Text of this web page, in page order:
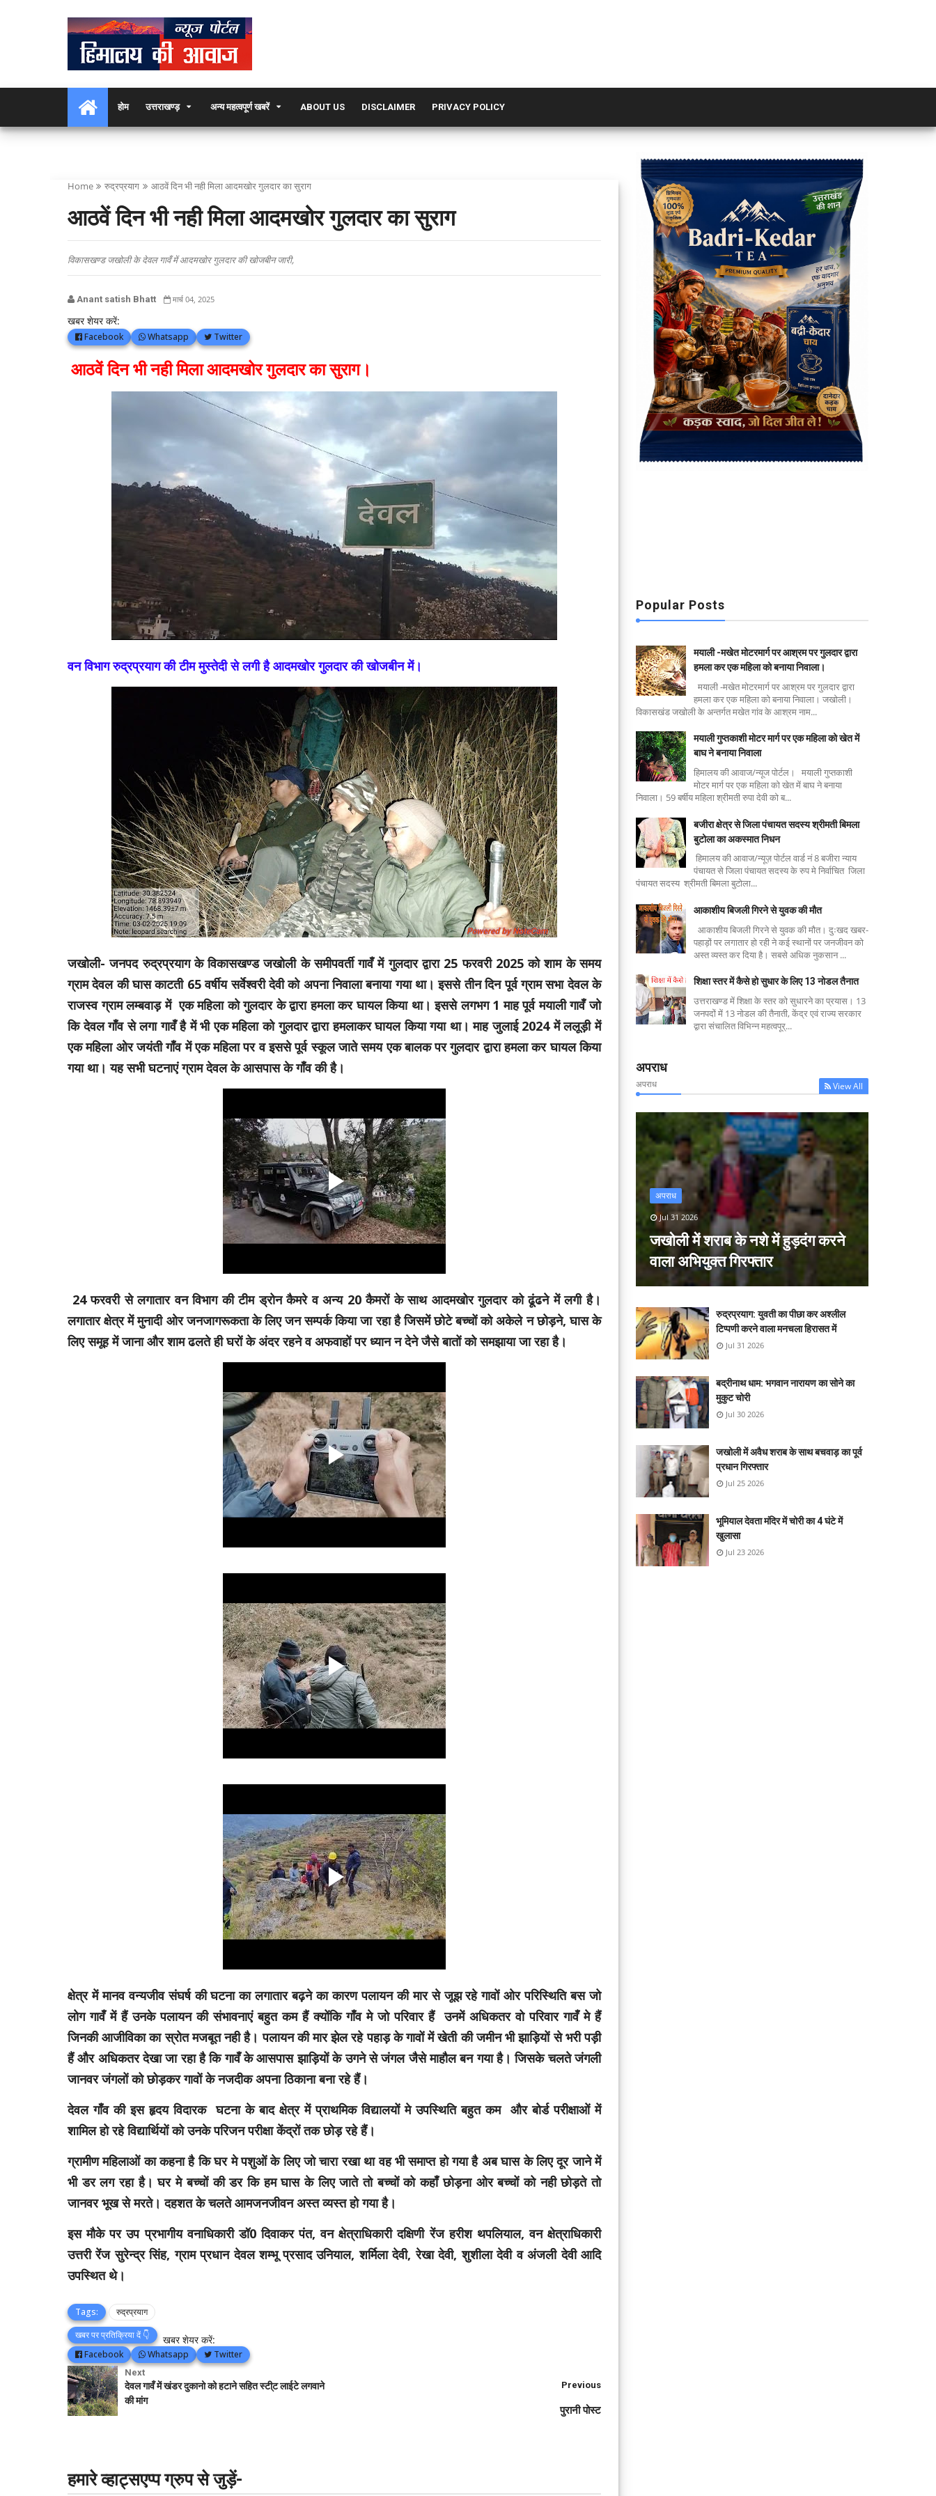
होम उत्तराखण्ड़ अन्य महत्वपूर्ण खबरें ABOUT US DISCLAIMER PRIVACY POLICY
Home रुद्रप्रयाग आठवें दिन भी नही मिला आदमखोर गुलदार का सुराग
आठवें दिन भी नही मिला आदमखोर गुलदार का सुराग
विकासखण्ड जखोली के देवल गावँ में आदमखोर गुलदार की खोजबीन जारी,
Anant satish Bhatt मार्च 04, 2025
खबर शेयर करें:
Facebook Whatsapp Twitter
आठवें दिन भी नही मिला आदमखोर गुलदार का सुराग।
वन विभाग रुद्रप्रयाग की टीम मुस्तेदी से लगी है आदमखोर गुलदार की खोजबीन में।
जखोली- जनपद रुद्रप्रयाग के विकासखण्ड जखोली के समीपवर्ती गावँ में गुलदार द्वारा 25 फरवरी 2025 को शाम के समय
ग्राम देवल की घास काटती 65 वर्षीय सर्वेश्वरी देवी को अपना निवाला बनाया गया था। इससे तीन दिन पूर्व ग्राम सभा देवल के
राजस्व ग्राम लम्बवाड़ में एक महिला को गुलदार के द्वारा हमला कर घायल किया था। इससे लगभग 1 माह पूर्व मयाली गावँ जो
कि देवल गाँव से लगा गावँ है में भी एक महिला को गुलदार द्वारा हमलाकर घायल किया गया था। माह जुलाई 2024 में ललूड़ी में
एक महिला ओर जयंती गाँव में एक महिला पर व इससे पूर्व स्कूल जाते समय एक बालक पर गुलदार द्वारा हमला कर घायल किया
गया था। यह सभी घटनाएं ग्राम देवल के आसपास के गाँव की है।
24 फरवरी से लगातार वन विभाग की टीम ड्रोन कैमरे व अन्य 20 कैमरों के साथ आदमखोर गुलदार को ढूंढने में लगी है।
लगातार क्षेत्र में मुनादी ओर जनजागरूकता के लिए जन सम्पर्क किया जा रहा है जिसमें छोटे बच्चों को अकेले न छोड़ने, घास के
लिए समूह में जाना और शाम ढलते ही घरों के अंदर रहने व अफवाहों पर ध्यान न देने जैसे बातों को समझाया जा रहा है।
क्षेत्र में मानव वन्यजीव संघर्ष की घटना का लगातार बढ़ने का कारण पलायन की मार से जूझ रहे गावों ओर परिस्थिति बस जो
लोग गावँ में हैं उनके पलायन की संभावनाएं बहुत कम हैं क्योंकि गाँव मे जो परिवार हैं उनमें अधिकतर वो परिवार गावँ मे हैं
जिनकी आजीविका का स्रोत मजबूत नही है। पलायन की मार झेल रहे पहाड़ के गावों में खेती की जमीन भी झाड़ियों से भरी पड़ी
हैं और अधिकतर देखा जा रहा है कि गावँ के आसपास झाड़ियों के उगने से जंगल जैसे माहौल बन गया है। जिसके चलते जंगली
जानवर जंगलों को छोड़कर गावों के नजदीक अपना ठिकाना बना रहे हैं।
देवल गाँव की इस हृदय विदारक घटना के बाद क्षेत्र में प्राथमिक विद्यालयों मे उपस्थिति बहुत कम और बोर्ड परीक्षाओं में
शामिल हो रहे विद्यार्थियों को उनके परिजन परीक्षा केंद्रों तक छोड़ रहे हैं।
ग्रामीण महिलाओं का कहना है कि घर मे पशुओं के लिए जो चारा रखा था वह भी समाप्त हो गया है अब घास के लिए दूर जाने में
भी डर लग रहा है। घर मे बच्चों की डर कि हम घास के लिए जाते तो बच्चों को कहाँ छोड़ना ओर बच्चों को नही छोड़ते तो
जानवर भूख से मरते। दहशत के चलते आमजनजीवन अस्त व्यस्त हो गया है।
इस मौके पर उप प्रभागीयवनाधिकारीडॉ0 दिवाकर पंत, वन क्षेत्राधिकारी दक्षिणी रेंज हरीश थपलियाल, वन क्षेत्राधिकारी
उत्तरी रेंज सुरेन्द्र सिंह, ग्राम प्रधान देवल शम्भू प्रसाद उनियाल, शर्मिला देवी, रेखा देवी, शुशीला देवी व अंजली देवी आदि
उपस्थित थे।
Tags:
रुद्रप्रयाग
खबर पर प्रतिक्रिया दें 👇
खबर शेयर करें:
Facebook Whatsapp Twitter
Next
देवल गावँ में खंडर दुकानो को‌ हटाने सहित स्टी्ट लाईटे लगवाने
की मांग
Previous
पुरानी पोस्ट
हमारे व्हाट्सएप्प ग्रुप से जुड़ें-
Popular Posts
मयाली -मखेत मोटरमार्ग पर आश्रम पर गुलदार द्वारा
हमला कर एक महिला को बनाया निवाला।
मयाली -मखेत मोटरमार्ग पर आश्रम पर गुलदार द्वारा
हमला कर एक महिला को बनाया निवाला। जखोली।
विकासखंड जखोली के अन्तर्गत मखेत गांव के आश्रम नाम...
मयाली गुप्तकाशी मोटर मार्ग पर एक महिला को खेत में
बाघ ने बनाया निवाला
हिमालय की आवाज/न्यूज पोर्टल। मयाली गुप्तकाशी
मोटर मार्ग पर एक महिला को खेत में बाघ ने बनाया
निवाला। 59 बर्षीय महिला श्रीमती रुपा देवी को ब...
बजीरा क्षेत्र से जिला पंचायत सदस्य श्रीमती बिमला
बुटोला का अकस्मात निधन
हिमालय की आवाज/न्यूज़ पोर्टल वार्ड नं 8 बजीरा न्याय
पंचायत से जिला पंचायत सदस्य के रुप मे निर्वाचित जिला
पंचायत सदस्य श्रीमती बिमला बुटोला...
आकाशीय बिजली गिरने से युवक की मौत
आकाशीय बिजली गिरने से युवक की मौत। दुःखद खबर-
पहाड़ों पर लगातार हो रही ने कई स्थानों पर जनजीवन को
अस्त व्यस्त कर दिया है। सबसे अधिक नुकसान ...
शिक्षा स्तर में कैसे हो सुधार के लिए 13 नोडल तैनात
उत्तराखण्ड में शिक्षा के स्तर को सुधारने का प्रयास। 13
जनपदों में 13 नोडल की तैनाती, केंद्र एवं राज्य सरकार
द्वारा संचालित विभिन्न महत्वपूर्...
अपराध
अपराध View All
अपराध
Jul 31 2026
जखोली में शराब के नशे में हुड़दंग करने
वाला अभियुक्त गिरफ्तार
रुद्रप्रयाग: युवती का पीछा कर अश्लील
टिप्पणी करने वाला मनचला हिरासत में
Jul 31 2026
बद्रीनाथ धाम: भगवान नारायण का सोने का
मुकुट चोरी
Jul 30 2026
जखोली में अवैध शराब के साथ बचवाड़ का पूर्व
प्रधान गिरफ्तार
Jul 25 2026
भूमियाल देवता मंदिर में चोरी का 4 घंटे में
खुलासा
Jul 23 2026